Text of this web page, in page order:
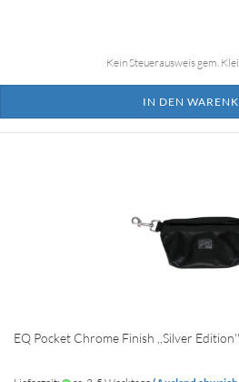
Kein Steuerausweis gem.
IN DEN
EQ Pocket Chrome Finish ,,Silver